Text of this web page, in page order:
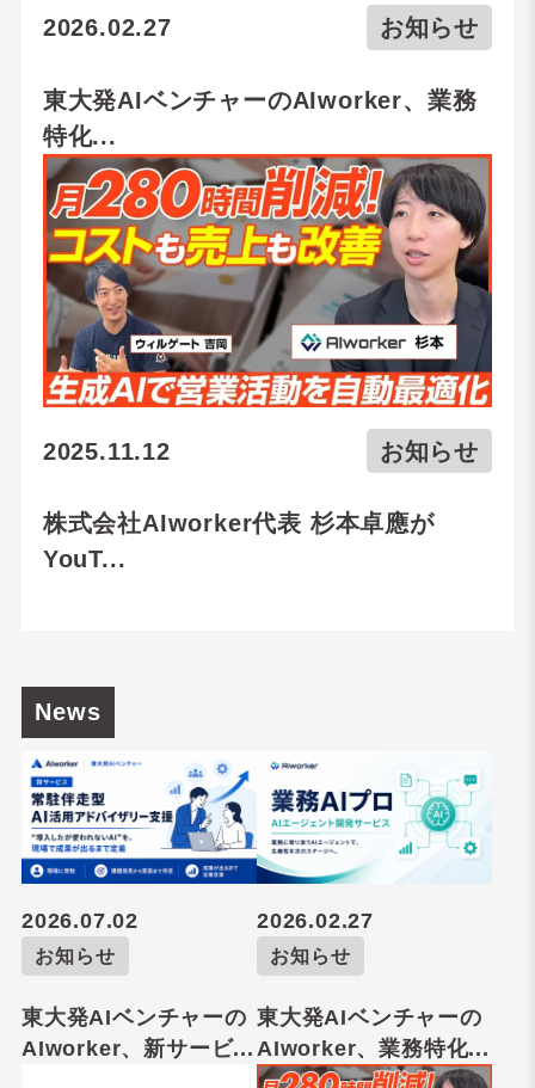
2026.02.27 お知らせ
東大発AIベンチャーのAIworker、業務
特化...
2025.11.12 お知らせ
株式会社AIworker代表 杉本卓應が
YouT...
News
2026.07.02
お知らせ
東大発AIベンチャーの
AIworker、新サービ...
2026.02.27
お知らせ
東大発AIベンチャーの
AIworker、業務特化...